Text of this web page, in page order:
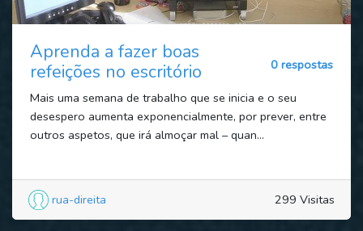
Aprenda a fazer boas
refeições no escritório
0 respostas
Mais uma semana de trabalho que se inicia e o seu
desespero aumenta exponencialmente, por prever, entre
outros aspetos, que irá almoçar mal – quan...
rua-direita 299 Visitas